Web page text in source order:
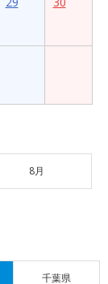
8月
千葉県